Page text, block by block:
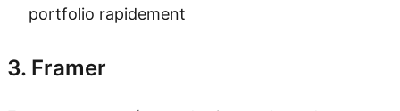
portfolio rapidement
3. Framer